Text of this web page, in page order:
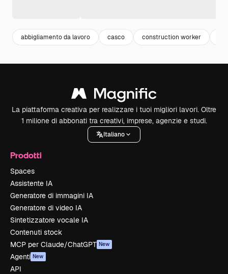
abbigliamento da lavoro casco construction worker
La piattaforma creativa per realizzare i tuoi migliori lavori. Oltre
1 milione di abbonati tra creativi, imprese, agenzie e studi.
Italiano
Prodotti
Spaces
Assistente IA
Generatore di immagini IA
Generatore di video IA
Sintetizzatore vocale IA
Contenuti stock
MCP per Claude/ChatGPT New
Agenti New
API